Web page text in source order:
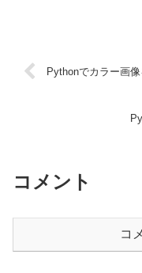
Pythonでカラー画
コメント
コ